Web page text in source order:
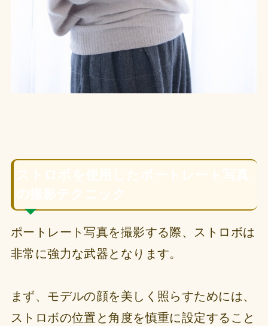
ポートレート写真を撮影する際、ストロボは
非常に強力な武器となります。
まず、モデルの顔を美しく照らすためには、
ストロボの位置と角度を慎重に設定すること